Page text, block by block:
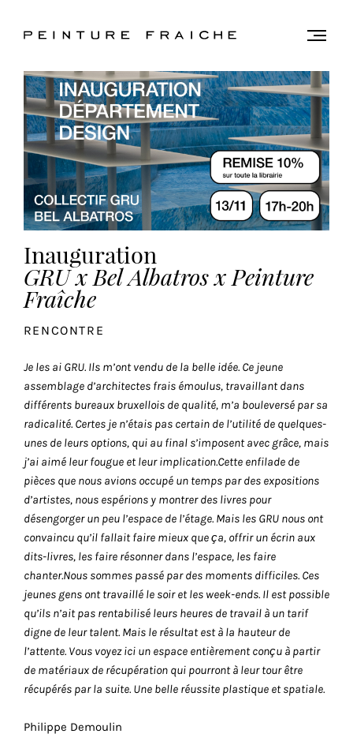
Inauguration
GRU x Bel Albatros x Peinture
Fraîche
RENCONTRE
Je les ai GRU. Ils m’ont vendu de la belle idée. Ce jeune
assemblage d’architectes frais émoulus, travaillant dans
différents bureaux bruxellois de qualité, m’a bouleversé par sa
radicalité. Certes je n’étais pas certain de l’utilité de quelques-
unes de leurs options, qui au final s’imposent avec grâce, mais
j’ai aimé leur fougue et leur implication.Cette enfilade de
pièces que nous avions occupé un temps par des expositions
d’artistes, nous espérions y montrer des livres pour
désengorger un peu l’espace de l’étage. Mais les GRU nous ont
convaincu qu’il fallait faire mieux que ça, offrir un écrin aux
dits-livres, les faire résonner dans l’espace, les faire
chanter.Nous sommes passé par des moments difficiles. Ces
jeunes gens ont travaillé le soir et les week-ends. Il est possible
qu’ils n’ait pas rentabilisé leurs heures de travail à un tarif
digne de leur talent. Mais le résultat est à la hauteur de
l’attente. Vous voyez ici un espace entièrement conçu à partir
de matériaux de récupération qui pourront à leur tour être
récupérés par la suite. Une belle réussite plastique et spatiale.
Philippe Demoulin
Valider
tous
cookies
utilise
cookies
pour
améliorer
votre
expérience
offrir
service
personnalisé.
savoir
notre
page
confidentialité
ACCEPTER
TOUS
LES